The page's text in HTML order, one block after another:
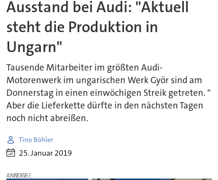
Ausstand bei Audi: "Aktuell
steht die Produktion in
Ungarn"
Tausende Mitarbeiter im größten Audi-
Motorenwerk im ungarischen Werk Györ sind am
Donnerstag in einen einwöchigen Streik getreten. "
Aber die Lieferkette dürfte in den nächsten Tagen
noch nicht abreißen.
Tino Böhler
25. Januar 2019
ANZEIGE